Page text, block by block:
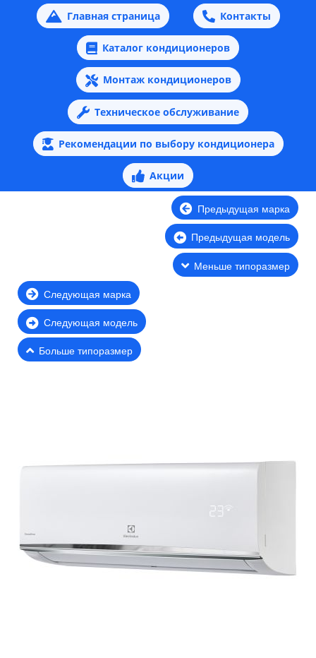
Главная страница Контакты
Каталог кондиционеров
Монтаж кондиционеров
Техническое обслуживание
Рекомендации по выбору кондиционера
Акции
Предыдущая марка
Предыдущая модель
Меньше типоразмер
Следующая марка
Следующая модель
Больше типоразмер